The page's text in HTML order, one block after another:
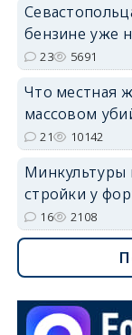
бензине уже
23 5691
Что местная
массовом
21 10142
Минкультуры
стройки у
16 2108